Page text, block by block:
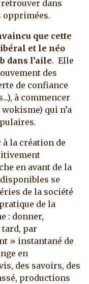
dans
opprimées.
que cette
et le néo
dans l’aile. Elle
des
de confiance
à commencer
qui n’a
la création de
en avant de la
se
de la société
de la
: donner,
par
» instantané de
en
des savoirs, des
productions